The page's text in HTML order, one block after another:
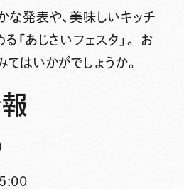
な発表や、美味しいキッチ
「あじさいフェスタ」。 お
はいかがでしょうか。